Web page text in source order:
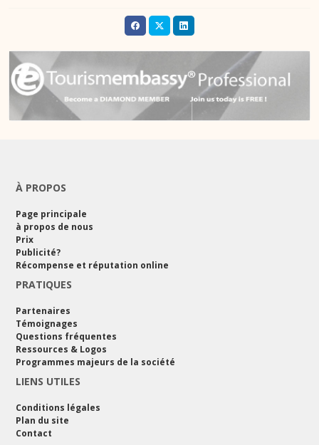
À PROPOS
Page principale
à propos de nous
Prix
Publicité?
Récompense et réputation online
PRATIQUES
Partenaires
Témoignages
Questions fréquentes
Ressources & Logos
Programmes majeurs de la société
LIENS UTILES
Conditions légales
Plan du site
Contact